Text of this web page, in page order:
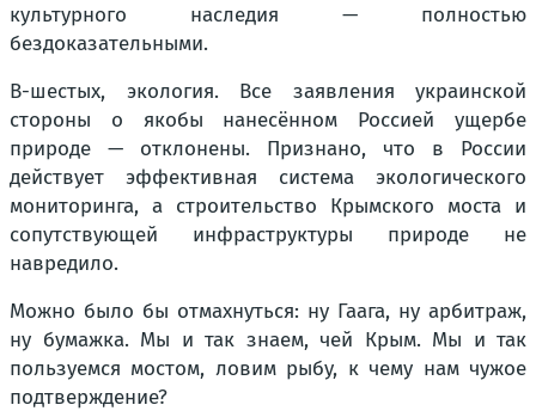
культурного наследия — полностью
бездоказательными.
В-шестых, экология. Все заявления украинской
стороны о якобы нанесённом Россией ущербе
природе — отклонены. Признано, что в России
действует эффективная система экологического
мониторинга, а строительство Крымского моста и
сопутствующей инфраструктуры природе не
навредило.
Можно было бы отмахнуться: ну Гаага, ну арбитраж,
ну бумажка. Мы и так знаем, чей Крым. Мы и так
пользуемся мостом, ловим рыбу, к чему нам чужое
подтверждение?